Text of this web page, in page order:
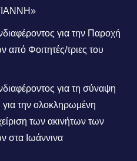
για την Παροχή
Φοιτητές/τριες του
για τη σύναψη
την ολοκληρωμένη
των ακινήτων των
στα Ιωάννινα